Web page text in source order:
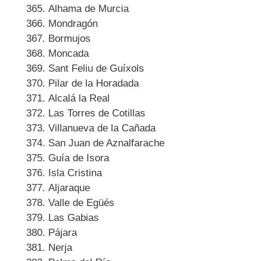
Alhama de Murcia
Mondragón
Bormujos
Moncada
Sant Feliu de Guíxols
Pilar de la Horadada
Alcalá la Real
Las Torres de Cotillas
Villanueva de la Cañada
San Juan de Aznalfarache
Guía de Isora
Isla Cristina
Aljaraque
Valle de Egüés
Las Gabias
Pájara
Nerja